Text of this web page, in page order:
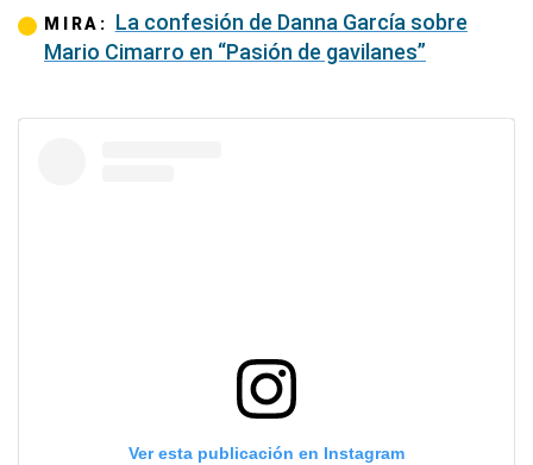
MIRA: La confesión de Danna García sobre
Mario Cimarro en “Pasión de gavilanes”
Ver esta publicación en Instagram